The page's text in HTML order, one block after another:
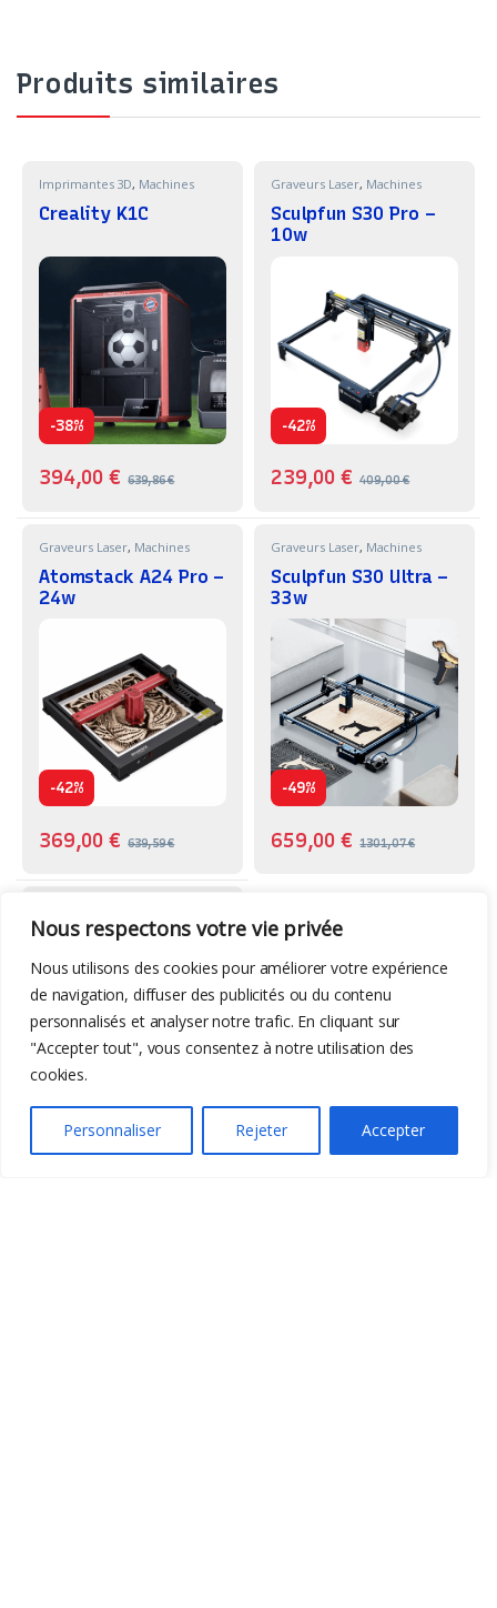
Nous respectons votre vie privée
Nous utilisons des cookies pour améliorer votre expérience
de navigation, diffuser des publicités ou du contenu
personnalisés et analyser notre trafic. En cliquant sur
"Accepter tout", vous consentez à notre utilisation des
cookies.
Personnaliser Rejeter Accepter
Produits similaires
Imprimantes 3D, Machines
Creality K1C
-38%
394,00€ 639,86€
Graveurs Laser, Machines
Sculpfun S30 Pro –
10w
-42%
239,00€ 409,00€
Graveurs Laser, Machines
Atomstack A24 Pro –
24w
-42%
369,00€ 639,59€
Graveurs Laser, Machines
Sculpfun S30 Ultra –
33w
-49%
659,00€ 1301,07€
Filaments Sunlu